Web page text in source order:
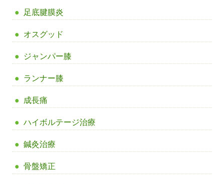
足底腱膜炎
オスグッド
ジャンパー膝
ランナー膝
成長痛
ハイボルテージ治療
鍼灸治療
骨盤矯正